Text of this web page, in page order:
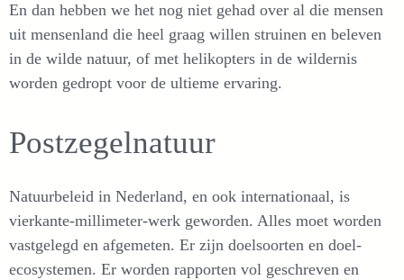
En dan hebben we het nog niet gehad over al die mensen
uit mensenland die heel graag willen struinen en beleven
in de wilde natuur, of met helikopters in de wildernis
worden gedropt voor de ultieme ervaring.
Postzegelnatuur
Natuurbeleid in Nederland, en ook internationaal, is
vierkante-millimeter-werk geworden. Alles moet worden
vastgelegd en afgemeten. Er zijn doelsoorten en doel-
ecosystemen. Er worden rapporten vol geschreven en